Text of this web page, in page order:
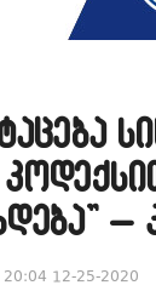
–
20:04 12-25-2020